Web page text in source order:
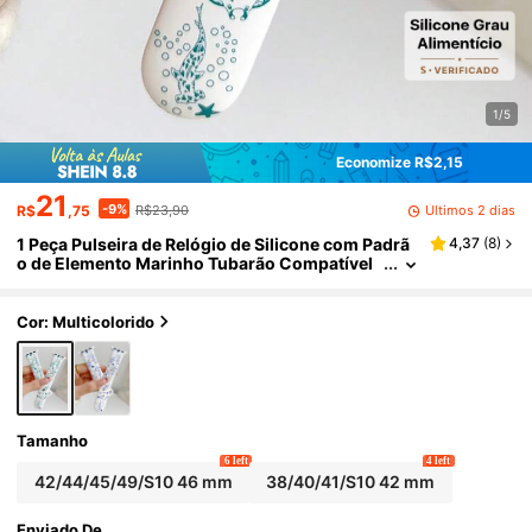
1/5
Economize R$2,15
R$21 ,75 -9% R$23,90 Últimos 2 dias
1 Peça Pulseira de Relógio de Silicone com Padrã
o de Elemento Marinho Tubarão Compatível
ulseira de Relógio Esportiva de Silicone Macia e d
a Moda para Apple Watch Ultra 2 S10 SE 9 8 7 SE
6 5 4 3 2 1, Adequada para Combinar com Roupa
s, Uso Diário, Férias
4,37 (8)
Cor: Multicolorido
Tamanho
42/44/45/49/S10 46 mm
6 left
38/40/41/S10 42 mm
4 left